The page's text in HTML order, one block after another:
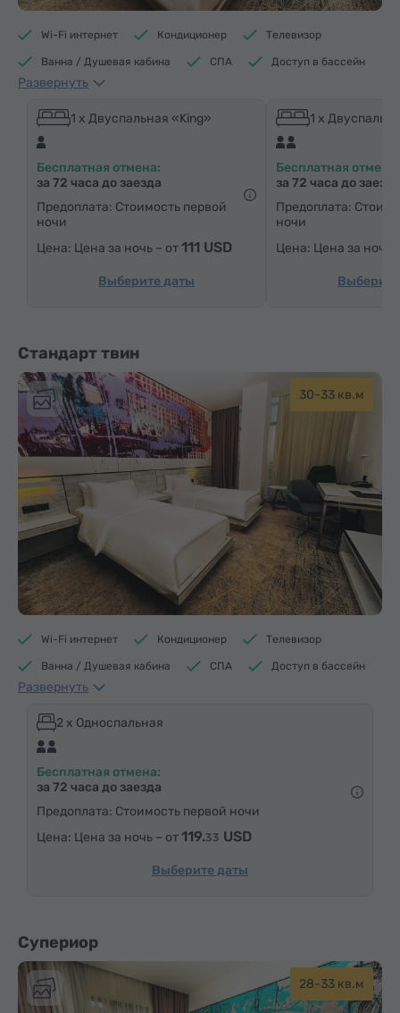
Wi-Fi интернет Кондиционер Телевизор
Ванна / Душевая кабина СПА Доступ в бассейн
Доступ в фитнес центр
Электрический чайник Минибар
Средства гигиены Халат
Тапочки Фен Шкаф/Гардероб
Сейф
Будильник Услуга «звонок-будильник»
Кабельные телеканалы Спутниковые телеканалы
Ковровые полы Холодильник
Развернуть
1 x Двуспальная «King»
Бесплатная отмена:
за 72 часа до заезда
Предоплата: Стоимость первой
ночи
Цена за ночь – от 111 USD
Выберите даты
1 x
Бесплатная отмена:
за 72 часа до заезда
Предоплата:
ночи
Цена за ночь
Стандарт твин
30-33 кв.м
Wi-Fi интернет Кондиционер Телевизор
Ванна / Душевая кабина СПА Доступ в бассейн
Доступ в фитнес центр
Электрический чайник
Средства гигиены
Тапочки Фен
Холодильник
Развернуть
2 x Односпальная
Бесплатная отмена:
за 72 часа до заезда
Предоплата: Стоимость первой ночи
Цена за ночь – от 119.33 USD
Выберите даты
Супериор
28-33 кв.м